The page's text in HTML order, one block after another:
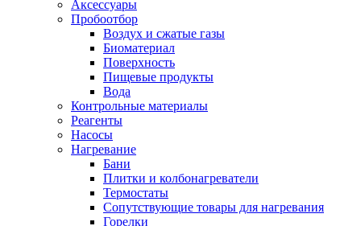
Аксессуары
Пробоотбор
Воздух и сжатые газы
Биоматериал
Поверхность
Пищевые продукты
Вода
Контрольные материалы
Реагенты
Насосы
Нагревание
Бани
Плитки и колбонагреватели
Термостаты
Сопутствующие товары для нагревания
Горелки